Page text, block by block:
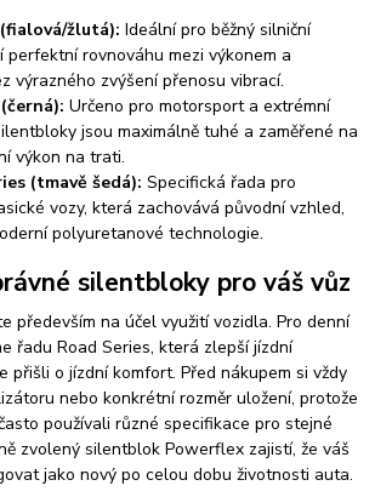
žlutá): Ideální pro běžný silniční
perfektní rovnováhu mezi výkonem a
výrazného zvýšení přenosu vibrací.
Určeno pro motorsport a extrémní
jsou maximálně tuhé a zaměřené na
výkon na trati.
(tmavě šedá): Specifická řada pro
vozy, která zachovává původní vzhled,
polyuretanové technologie.
silentbloky pro váš vůz
především na účel využití vozidla. Pro denní
řadu Road Series, která zlepší jízdní
přišli o jízdní komfort. Před nákupem si vždy
nebo konkrétní rozměr uložení, protože
používali různé specifikace pro stejné
zvolený silentblok Powerflex zajistí, že váš
jako nový po celou dobu životnosti auta.